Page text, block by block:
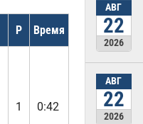
Р Время
1
0:42
АВГ
22
2026
АВГ
22
2026